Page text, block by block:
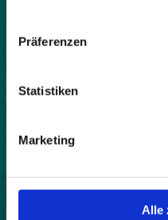
Präferenzen
Statistiken
Marketing
Alle
mit einem
Wintertourismus
Bayerisches
Allianz in den
"BeyondSnow"